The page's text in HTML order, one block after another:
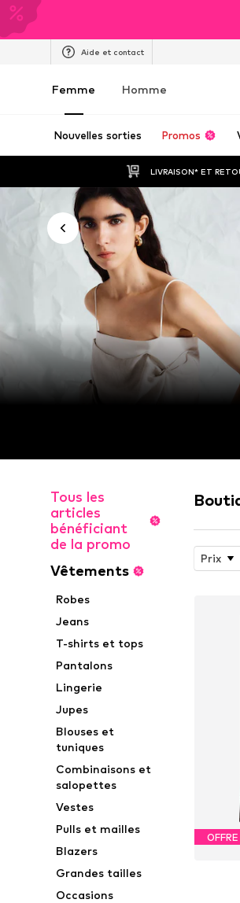
Aide et contact
Femme Homme
Nouvelles sorties Promos
LIVRAISON* ET
Tous les
articles
bénéficiant
de la promo
Vêtements
Robes
Jeans
T-shirts et tops
Pantalons
Lingerie
Jupes
Blouses et
tuniques
Combinaisons et
salopettes
Vestes
Pulls et mailles
Blazers
Grandes tailles
Occasions
Prix
OFFRE